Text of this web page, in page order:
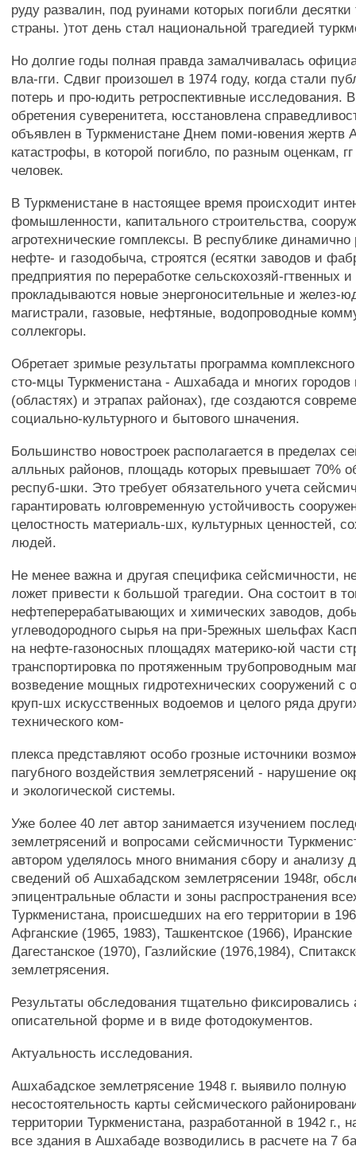
руду развалин, под руинами которых погибли
страны. )тот день стал национальной трагедией
Но долгие годы полная правда замалчивалась
вла-гги. Сдвиг произошел в 1974 году, когда стали
потерь и про-юдить ретроспективные исследования.
обретения суверенитета, юсстановлена
объявлен в Туркменистане Днем поми-ювения жертв
катастрофы, в которой погибло, по разным оценкам,
человек.
В Туркменистане в настоящее время происходит
фомышленности, капитального строительства,
агротехнические гомплексы. В республике динамично
нефте- и газодобыча, строятся (есятки заводов и
предприятия по переработке сельскохозяй-гтвенных
прокладываются новые энергоносительные и желез-
магистрали, газовые, нефтяные, водопроводные
соллекгоры.
Обретает зримые результаты программа
сто-мцы Туркменистана - Ашхабада и многих городов
(областях) и этрапах районах), где создаются
социально-культурного и бытового шначения.
Большинство новостроек располагается в пределах
алльных районов, площадь которых превышает 70%
респуб-шки. Это требует обязательного учета
гарантировать юлговременную устойчивость
целостность материаль-шх, культурных ценностей,
людей.
Не менее важна и другая специфика сейсмичности,
ложет привести к большой трагедии. Она состоит в
нефтеперерабатывающих и химических заводов,
углеводородного сырья на при-5режных шельфах
на нефте-газоносных площадях материко-юй части
транспортировка по протяженным трубопроводным
возведение мощных гидротехнических сооружений с
круп-шх искусственных водоемов и целого ряда
технического ком-
плекса представляют особо грозные источники
пагубного воздействия землетрясений - нарушение
и экологической системы.
Уже более 40 лет автор занимается изучением
землетрясений и вопросами сейсмичности
автором уделялось много внимания сбору и анализу
сведений об Ашхабадском землетрясении 1948г,
эпицентральные области и зоны распространения
Туркменистана, происшедших на его территории в
Афганские (1965, 1983), Ташкентское (1966),
Дагестанское (1970), Газлийские (1976,1984),
землетрясения.
Результаты обследования тщательно фиксировались
описательной форме и в виде фотодокументов.
Актуальность исследования.
Ашхабадское землетрясение 1948 г. выявило полную
несостоятельность карты сейсмического
территории Туркменистана, разработанной в 1942 г.,
все здания в Ашхабаде возводились в расчете на 7